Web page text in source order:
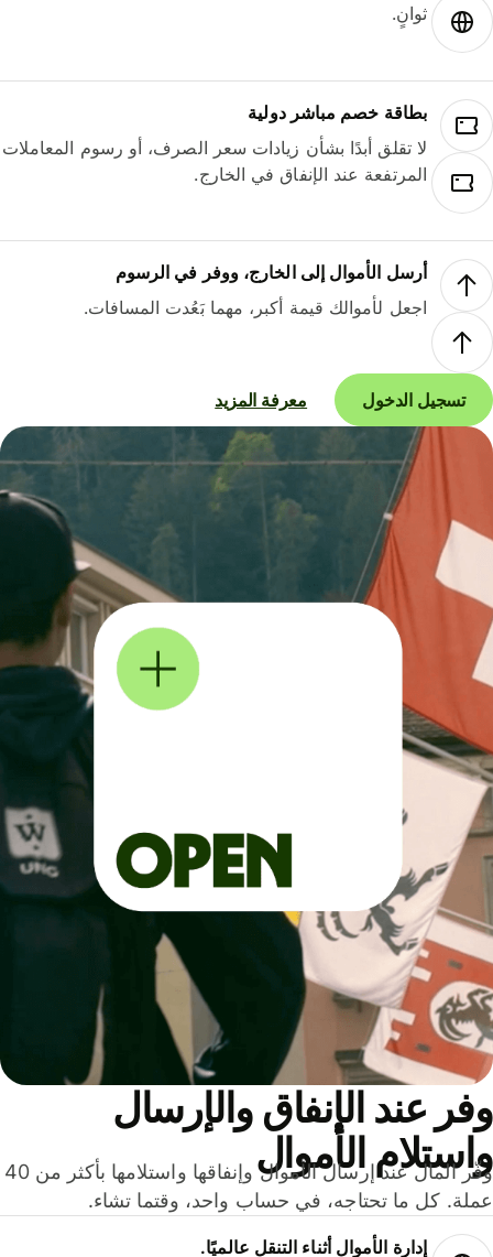
ثوانٍ.
بطاقة خصم مباشر دولية
لا تقلق أبدًا بشأن زيادات سعر الصرف، أو رسوم المعاملات
المرتفعة عند الإنفاق في الخارج.
أرسل الأموال إلى الخارج، ووفر في الرسوم
اجعل لأموالك قيمة أكبر، مهما بَعُدت المسافات.
تسجيل الدخول معرفة المزيد
عند الإنفاق والإرسال
الأموال
وفّر المال عند إرسال الأموال وإنفاقها واستلامها بأكثر من 40
كل ما تحتاجه، في حساب واحد، وقتما تشاء.
إدارة الأموال أثناء التنقل عالميًا.